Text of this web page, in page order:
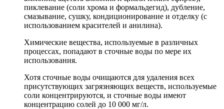
пиклевание (соли хрома и формальдегид), дубление,
смазывание, сушку, кондиционирование и отделку (с
использованием красителей и анилина).
Химические вещества, используемые в различных
процессах, попадают в сточные воды по мере их
использования.
Хотя сточные воды очищаются для удаления всех
присутствующих загрязняющих веществ, используемые
соли концентрируются, и сточные воды имеют
концентрацию солей до 10 000 мг/л.